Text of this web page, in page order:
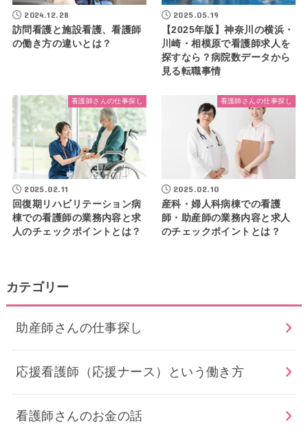
2024.12.28
訪問看護と施設看護、看護師
の働き方の違いとは？
2025.05.19
【2025年版】神奈川の横浜・
川崎・相模原で看護師求人を
探すなら？病院数データから
見る転職事情
看護師さんの仕事探し
2025.02.11
回復期リハビリテーション病
棟での看護師の業務内容と求
人のチェックポイントとは？
看護師さんの仕事探し
2025.02.10
産科・婦人科病棟での看護
師・助産師の業務内容と求人
のチェックポイントとは？
カテゴリー
助産師さんの仕事探し
応援看護師（応援ナース）という働き方
看護師さんのお金の話